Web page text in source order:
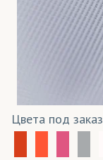
Цвета под заказ